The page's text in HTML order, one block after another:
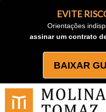
EVITE
Orientações
assinar um contrato
BAIXAR